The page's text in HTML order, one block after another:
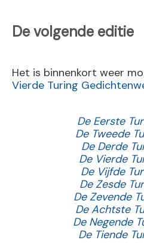
De volgende editie
Het is binnenkort weer
Vierde Turing
De Eerste
De Tweede
De Derde
De Vierde
De Vijfde
De Zesde
De Zevende
De Achtste
De Negende
De Tiende